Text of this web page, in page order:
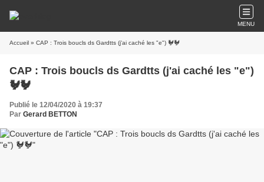
MENU
Accueil » CAP : Trois boucls ds Gardtts (j'ai caché les "e") 🐓🐓
CAP : Trois boucls ds Gardtts (j'ai caché les "e")
🐓🐓
Publié le 12/04/2020 à 19:37
Par Gerard BETTON